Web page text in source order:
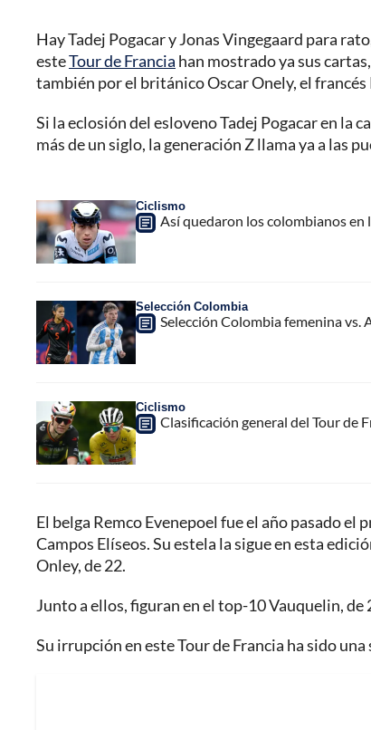
Hay Tadej Pogacar y Jonas Vingegaard para
esteTour de Francia han mostrado ya sus
también por el británico Oscar Onely, el
Si la eclosión del esloveno Tadej Pogacar en la
más de un siglo, la generación Z llama ya a las
Ciclismo
Así quedaron los colombianos en
Selección Colombia
Selección Colombia femenina
Ciclismo
Clasificación general del Tour de
El belga Remco Evenepoel fue el año pasado
Campos Elíseos. Su estela la sigue en esta
Onley, de 22.
Junto a ellos, figuran en el top-10 Vauquelin,
Su irrupción en este Tour de Francia ha sido